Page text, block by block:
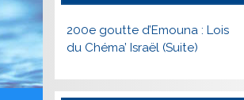
200e goutte d’Emouna : Lois
du Chéma’ Israël (Suite)